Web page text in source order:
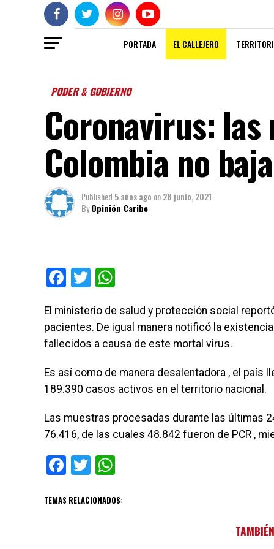
PORTADA EL CALLEJERO
PODER & GOBIERNO
Coronavirus:
Colombia no
Published 5 años ago on28 junio, 2021
ByOpinión Caribe
Facebook
Twitter
El ministerio de salud y protección social
pacientes. De igual manera notificó la
fallecidos a causa de este mortal virus.
Es así como de manera desalentadora , el
189.390 casos activos en el territorio nacional.
Las muestras procesadas durante las últimas
76.416, de las cuales 48.842 fueron de PCR ,
Facebook
Twitter
TEMAS RELACIONADOS: